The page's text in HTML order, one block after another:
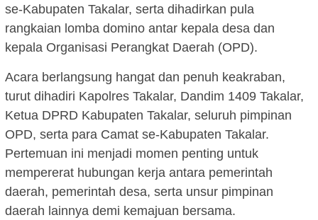
se-Kabupaten Takalar, serta dihadirkan pula
rangkaian lomba domino antar kepala desa dan
kepala Organisasi Perangkat Daerah (OPD).
Acara berlangsung hangat dan penuh keakraban,
turut dihadiri Kapolres Takalar, Dandim 1409 Takalar,
Ketua DPRD Kabupaten Takalar, seluruh pimpinan
OPD, serta para Camat se-Kabupaten Takalar.
Pertemuan ini menjadi momen penting untuk
mempererat hubungan kerja antara pemerintah
daerah, pemerintah desa, serta unsur pimpinan
daerah lainnya demi kemajuan bersama.